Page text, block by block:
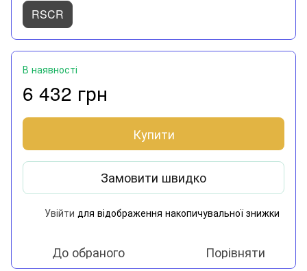
RSCR
В наявності
6 432 грн
Купити
Замовити швидко
Увійти для відображення накопичувальної знижки
До обраного Порівняти